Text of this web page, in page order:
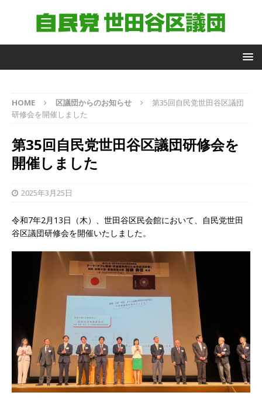
HOME 区議団からのお知らせ
第35回自民党世田谷区議団
研修会を開催しました
第35回自民党世田谷区議団研修会を
開催しました
2025年3月25日
令和7年2月13日（木）、世田谷区民会館において、自民党世田
谷区議団研修会を開催いたしました。
自
由
民
党
世
田
区
団
議
員